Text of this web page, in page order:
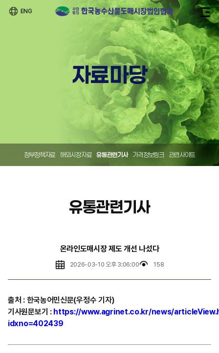
ENG
자료마당
정부정책자료 해외시장자료 유통관련기사 가격정보링크 관련사이트
유통관련기사
온라인도매시장 제도 개선 나섰다
2026-03-10 오후 3:06:00 158
출처 : 한국농어민신문(우정수 기자)
기사원문보기 : https://www.agrinet.co.kr/news/
idxno=402439